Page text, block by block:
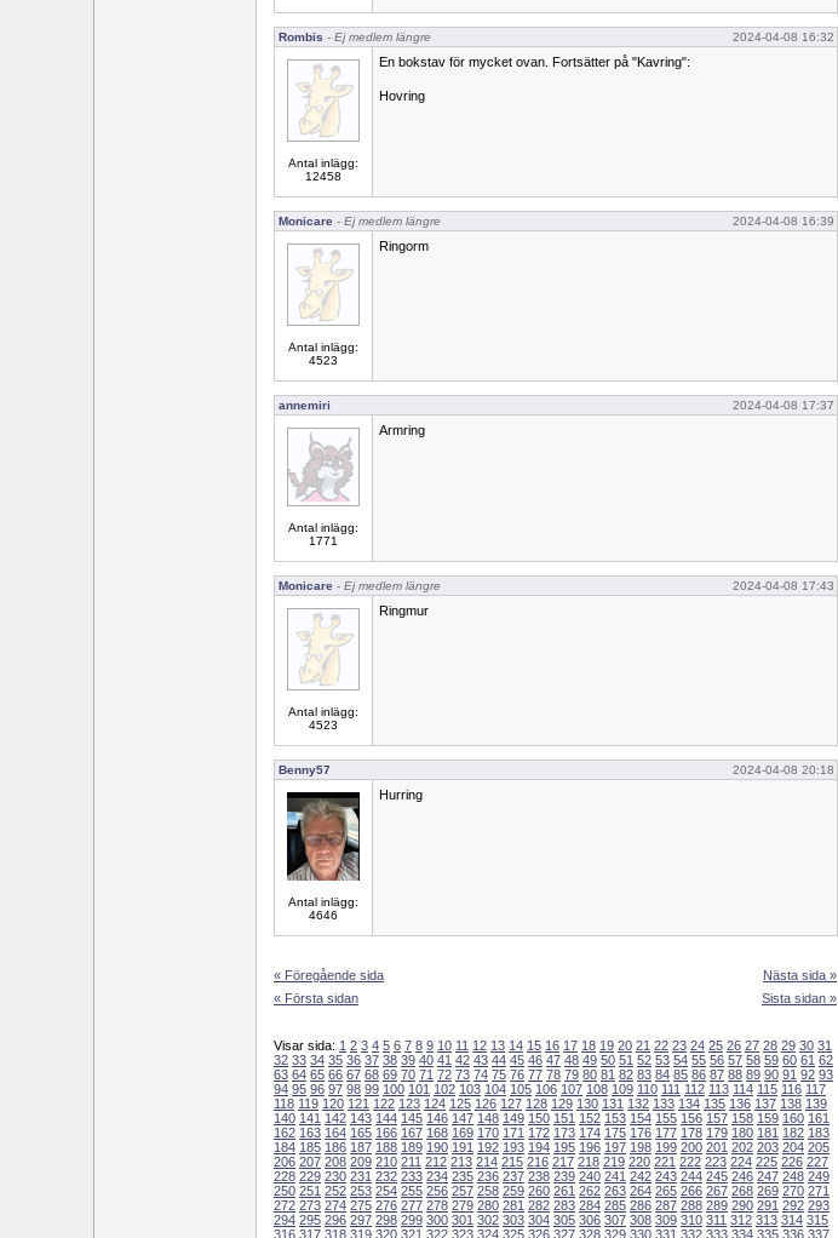
Rombis - Ej medlem längre 2024-04-08 16:32
Antal inlägg:
12458
En bokstav för mycket ovan. Fortsätter på "Kavring":
Hovring
Monicare - Ej medlem längre 2024-04-08 16:39
Antal inlägg:
4523
Ringorm
annemiri 2024-04-08 17:37
Antal inlägg:
1771
Armring
Monicare - Ej medlem längre 2024-04-08 17:43
Antal inlägg:
4523
Ringmur
Benny57 2024-04-08 20:18
Antal inlägg:
4646
Hurring
« Föregående sida
« Första sidan
Nästa sida »
Sista sidan »
Visar sida: 1 2 3 4 5 6 7 8 9 10 11 12 13 14 15 16 17 18 19 20 21 22 23 24 25 26 27 28 29 30 31
32 33 34 35 36 37 38 39 40 41 42 43 44 45 46 47 48 49 50 51 52 53 54 55 56 57 58 59 60 61 62
63 64 65 66 67 68 69 70 71 72 73 74 75 76 77 78 79 80 81 82 83 84 85 86 87 88 89 90 91 92 93
94 95 96 97 98 99 100 101 102 103 104 105 106 107 108 109 110 111 112 113 114 115 116 117
118 119 120 121 122 123 124 125 126 127 128 129 130 131 132 133 134 135 136 137 138 139
140 141 142 143 144 145 146 147 148 149 150 151 152 153 154 155 156 157 158 159 160 161
162 163 164 165 166 167 168 169 170 171 172 173 174 175 176 177 178 179 180 181 182 183
184 185 186 187 188 189 190 191 192 193 194 195 196 197 198 199 200 201 202 203 204 205
206 207 208 209 210 211 212 213 214 215 216 217 218 219 220 221 222 223 224 225 226 227
228 229 230 231 232 233 234 235 236 237 238 239 240 241 242 243 244 245 246 247 248 249
250 251 252 253 254 255 256 257 258 259 260 261 262 263 264 265 266 267 268 269 270 271
272 273 274 275 276 277 278 279 280 281 282 283 284 285 286 287 288 289 290 291 292 293
294 295 296 297 298 299 300 301 302 303 304 305 306 307 308 309 310 311 312 313 314 315
316 317 318 319 320 321 322 323 324 325 326 327 328 329 330 331 332 333 334 335 336 337